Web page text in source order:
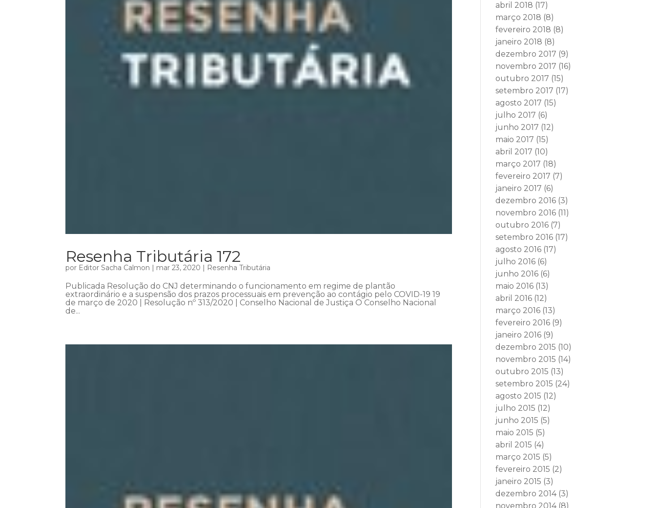
Resenha Tributária 172
por Editor Sacha Calmon | mar 23, 2020 | Resenha Tributária
Publicada Resolução do CNJ determinando o funcionamento em regime de plantão
extraordinário e a suspensão dos prazos processuais em prevenção ao contágio pelo COVID-19 19
de março de 2020 | Resolução nº 313/2020 | Conselho Nacional de Justiça O Conselho Nacional
de...
abril 2018 (17)
março 2018 (8)
fevereiro 2018 (8)
janeiro 2018 (8)
dezembro 2017 (9)
novembro 2017 (16)
outubro 2017 (15)
setembro 2017 (17)
agosto 2017 (15)
julho 2017 (6)
junho 2017 (12)
maio 2017 (15)
abril 2017 (10)
março 2017 (18)
fevereiro 2017 (7)
janeiro 2017 (6)
dezembro 2016 (3)
novembro 2016 (11)
outubro 2016 (7)
setembro 2016 (17)
agosto 2016 (17)
julho 2016 (6)
junho 2016 (6)
maio 2016 (13)
abril 2016 (12)
março 2016 (13)
fevereiro 2016 (9)
janeiro 2016 (9)
dezembro 2015 (10)
novembro 2015 (14)
outubro 2015 (13)
setembro 2015 (24)
agosto 2015 (12)
julho 2015 (12)
junho 2015 (5)
maio 2015 (5)
abril 2015 (4)
março 2015 (5)
fevereiro 2015 (2)
janeiro 2015 (3)
dezembro 2014(3)
novembro 2014(8)